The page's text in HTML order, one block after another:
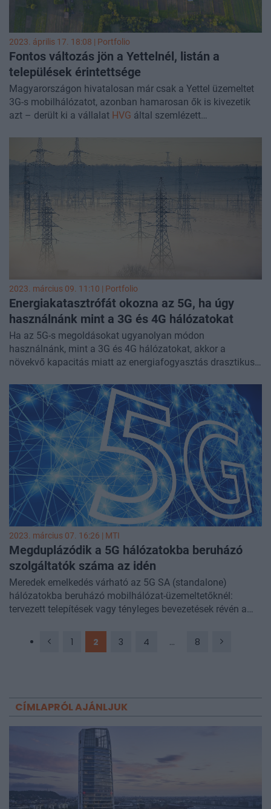
2023. április 17. 18:08 | Portfolio
Fontos változás jön a Yettelnél, listán a
települések érintettsége
Magyarországon hivatalosan már csak a Yettel üzemeltet
3G-s mobilhálózatot, azonban hamarosan ők is kivezetik
azt – derült ki a vállalat HVG által szemlézett
településeként látható, hogyan áll a 3G kivezetése.
2023. március 09. 11:10 | Portfolio
Energiakatasztrófát okozna az 5G, ha úgy
használnánk mint a 3G és 4G hálózatokat
Ha az 5G-s megoldásokat ugyanolyan módon
használnánk, mint a 3G és 4G hálózatokat, akkor a
növekvő kapacitás miatt az energiafogyasztás drasztikus
kétszeres növekedéssel is számíthatnának, ami a jelenlegi
energiapiaci helyzetben különösen érzékenyen érintené
őket és a fogyasztókat egyaránt. Az 5G azonban – ha
megfelelő körültekintéssel alkalmazzák – az
energiafogyasztás jelentős csökkentését teszi lehetővé,
derül ki az Ericsson kutatásaiból. A vállalat tavaly egy
olyan tesztprojektről is beszámolt, amelynek során
forgalomarányosan 90%-kal kevesebb energiát fogyasztott
az 5G hálózat a 4G-nél.
2023. március 07. 16:26 | MTI
Megduplázódik a 5G hálózatokba beruházó
szolgáltatók száma az idén
Meredek emelkedés várható az 5G SA (standalone)
hálózatokba beruházó mobilhálózat-üzemeltetőknél:
tervezett telepítések vagy tényleges bevezetések révén a
1 2 3 4 ... 8
CÍMLAPRÓL AJÁNLJUK